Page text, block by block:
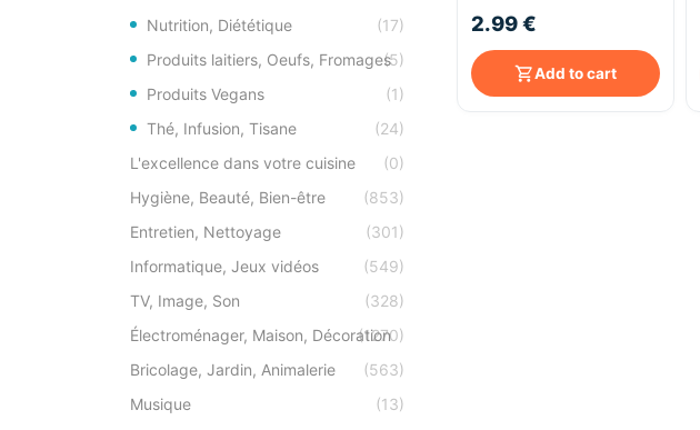
Nutrition, Diététique
(17)
Produits laitiers, Oeufs, Fromages(5)
Produits Vegans
(1)
Thé, Infusion, Tisane
(24)
L'excellence dans votre cuisine
(0)
Hygiène, Beauté, Bien-être
(853)
Entretien, Nettoyage
(301)
Informatique, Jeux vidéos
(549)
TV, Image, Son
(328)
Électroménager, Maison, Décoration
(1270)
Bricolage, Jardin, Animalerie
(563)
Musique
(13)
2.99 €
Add to cart